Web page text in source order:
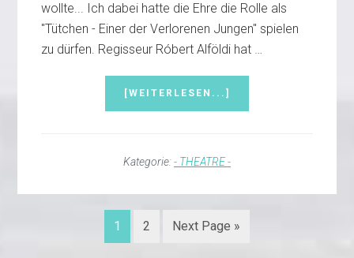
wollte... Ich dabei hatte die Ehre die Rolle als
"Tütchen - Einer der Verlorenen Jungen" spielen
zu dürfen. Regisseur Róbert Alföldi hat …
[WEITERLESEN...]
PETER
(2015)
(2/4)
Kategorie:- THEATRE -
Go
to
1
Go
2
Go
Next Page »